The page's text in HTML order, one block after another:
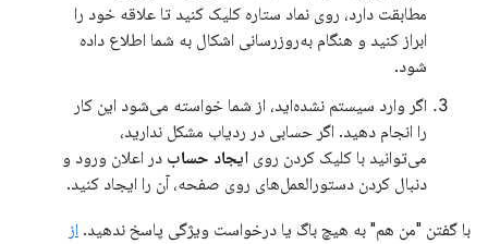
مطابقت دارد، روی نماد ستاره کلیک کنید تا علاقه خود را
ابراز کنید و هنگام به‌روزرسانی اشکال به شما اطلاع داده
شود.
اگر وارد سیستم نشده‌اید، از شما خواسته می‌شود این کار
را انجام دهید. اگر حسابی در ردیاب مشکل ندارید،
می‌توانید با کلیک کردن روی ایجاد حساب در اعلان ورود و
دنبال کردن دستورالعمل‌های روی صفحه، آن را ایجاد کنید.
با گفتن "من هم" به هیچ باگ یا درخواست ویژگی پاسخ ندهید. از